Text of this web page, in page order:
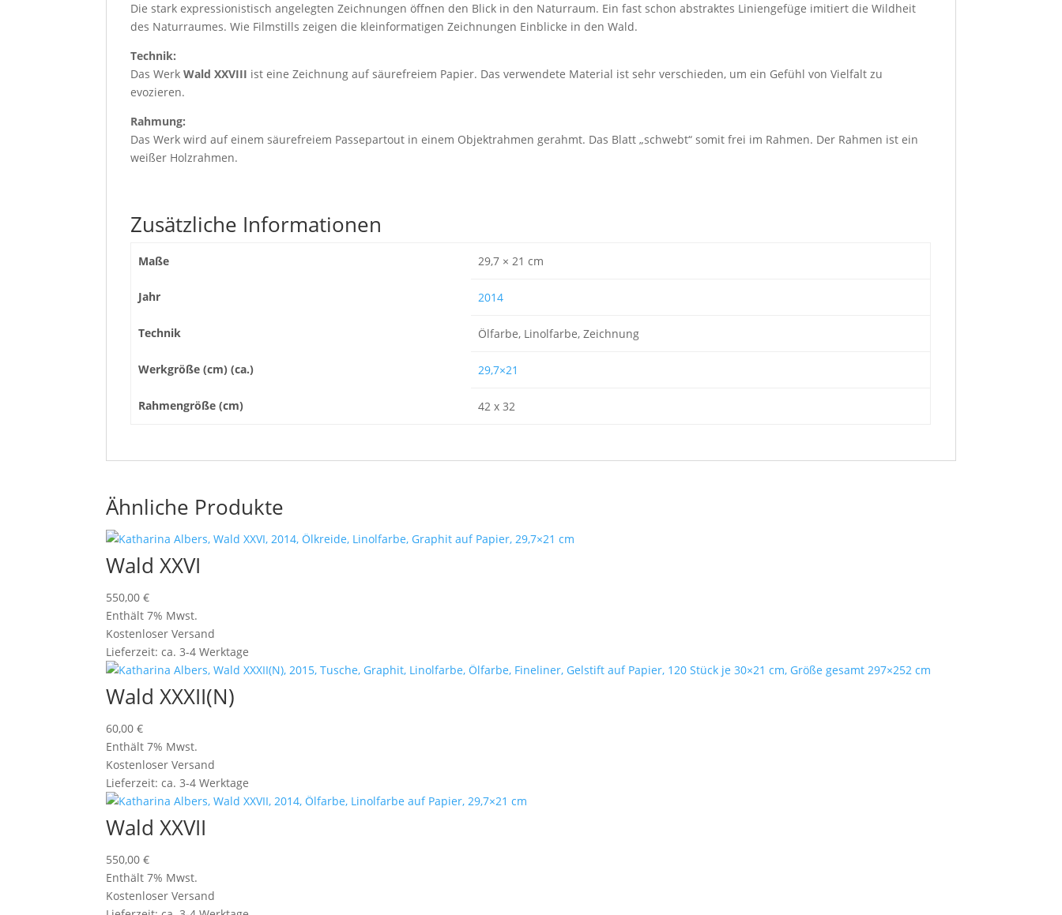
Die stark expressionistisch angelegten Zeichnungen öffnen den Blick in den Naturraum. Ein fast schon abstraktes Liniengefüge imitiert die Wildheit
des Naturraumes. Wie Filmstills zeigen die kleinformatigen Zeichnungen Einblicke in den Wald.
Technik:
Das WerkWald XXVIII ist eine Zeichnung auf säurefreiem Papier. Das verwendete Material ist sehr verschieden, um ein Gefühl von Vielfalt zu
evozieren.
Rahmung:
Das Werk wird auf einem säurefreiem Passepartout in einem Objektrahmen gerahmt. Das Blatt „schwebt“ somit frei im Rahmen. Der Rahmen ist ein
weißer Holzrahmen.
Zusätzliche Informationen
Maße 29,7 × 21 cm
Jahr 2014
Technik Ölfarbe, Linolfarbe, Zeichnung
Werkgröße (cm) (ca.) 29,7×21
Rahmengröße (cm) 42 x 32
Ähnliche Produkte
Wald XXVI
550,00€
Enthält 7% Mwst.
Kostenloser Versand
Lieferzeit: ca. 3-4 Werktage
Wald XXXII(N)
60,00€
Enthält 7% Mwst.
Kostenloser Versand
Lieferzeit: ca. 3-4 Werktage
Wald XXVII
550,00€
Enthält 7% Mwst.
Kostenloser Versand